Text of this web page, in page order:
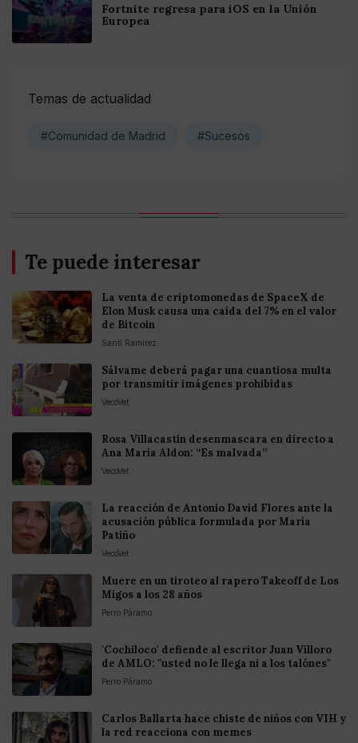
Fortnite regresa para iOS en la Unión
Europea
Temas de actualidad
#Comunidad de Madrid #Sucesos
Te puede interesar
La venta de criptomonedas de SpaceX de
Elon Musk causa una caída del 7% en el valor
de Bitcoin
Santi Ramirez
Sálvame deberá pagar una cuantiosa multa
por transmitir imágenes prohibidas
VecoVet
Rosa Villacastín desenmascara en directo a
Ana María Aldon: “Es malvada”
VecoVet
La reacción de Antonio David Flores ante la
acusación pública formulada por María
Patiño
VecoVet
Muere en un tiroteo al rapero Takeoff de Los
Migos a los 28 años
Perro Páramo
'Cochiloco' defiende al escritor Juan Villoro
de AMLO: "usted no le llega ni a los talónes"
Perro Páramo
Carlos Ballarta hace chiste de niños con VIH y
la red reacciona con memes